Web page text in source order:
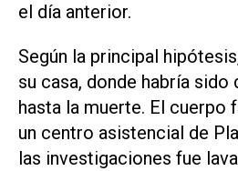
el día anterior.
Según la principal
su casa, donde habría sido
hasta la muerte. El cuerpo
un centro asistencial de
las investigaciones fue